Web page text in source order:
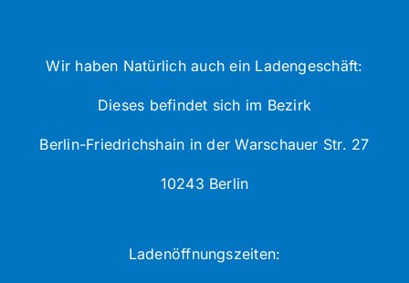
Wir haben Natürlich auch ein Ladengeschäft:
Dieses befindet sich im Bezirk
Berlin-Friedrichshain in der Warschauer Str. 27
10243 Berlin
Ladenöffnungszeiten: